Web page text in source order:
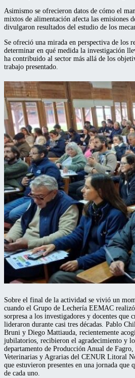
Asimismo se ofrecieron datos de cómo el
mixtos de alimentación afecta las emisiones
divulgaron resultados del estudio de los
Se ofreció una mirada en perspectiva de los
determinar en qué medida la investigación
ha contribuido al sector más allá de los
trabajo presentado.
Sobre el final de la actividad se vivió un
cuando el Grupo de Lechería EEMAC
sorpresa a los investigadores y docentes que
lideraron durante casi tres décadas. Pablo
Bruni y Diego Mattiauda, recientemente
jubilatorios, recibieron el agradecimiento y
departamento de Producción Anual de
Veterinarias y Agrarias del CENUR Litoral
que estuvieron presentes en una jornada que
de cada uno.